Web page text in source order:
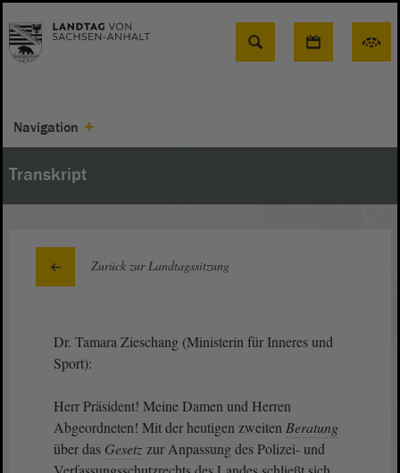
Suche
Navigation
Transkript
Zurück zur Landtagssitzung
Dr. Tamara Zieschang (Ministerin für Inneres und
Sport):
Herr Präsident! Meine Damen und Herren
Abgeordneten! Mit der heutigen zweiten Beratung
über das Gesetz zur Anpassung des Polizei- und